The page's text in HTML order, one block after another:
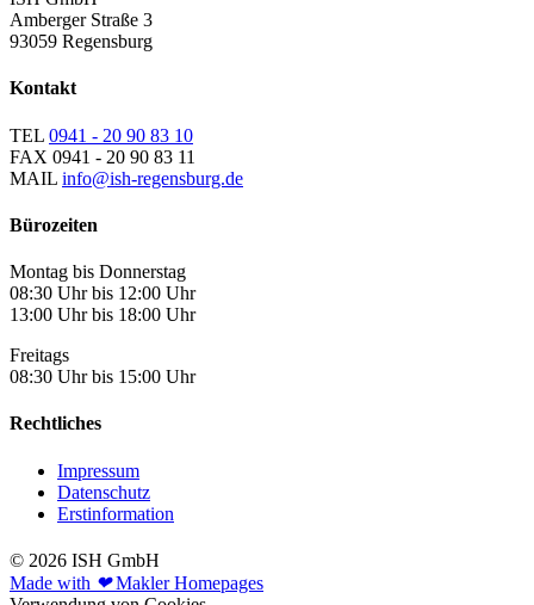
Amberger Straße 3
93059 Regensburg
Kontakt
TEL 0941 - 20 90 83 10
FAX 0941 - 20 90 83 11
MAIL info@ish-regensburg.de
Bürozeiten
Montag bis Donnerstag
08:30 Uhr bis 12:00 Uhr
13:00 Uhr bis 18:00 Uhr
Freitags
08:30 Uhr bis 15:00 Uhr
Rechtliches
Impressum
Datenschutz
Erstinformation
© 2026 ISH GmbH
Made with ❤Makler Homepages